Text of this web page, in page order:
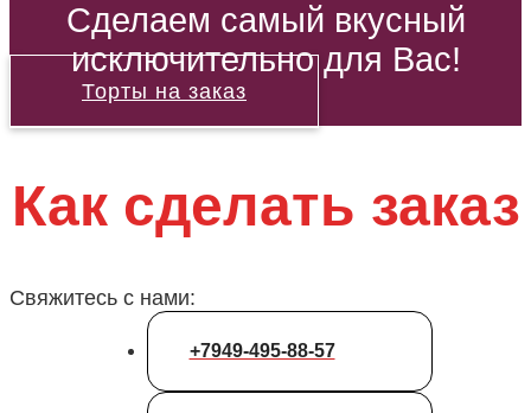
Сделаем самый вкусный
исключительно для Вас!
Торты на заказ
Как сделать заказ
Свяжитесь с нами:
+7949-495-88-57